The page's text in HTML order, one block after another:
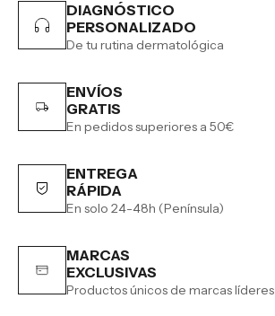
DIAGNÓSTICO
PERSONALIZADO
De tu rutina dermatológica
ENVÍOS
GRATIS
En pedidos superiores a 50€
ENTREGA
RÁPIDA
En solo 24-48h (Península)
MARCAS
EXCLUSIVAS
Productos únicos de marcas líderes